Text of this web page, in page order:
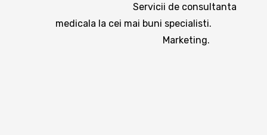
Servicii de consultanta
medicala la cei mai buni specialisti.
Marketing.